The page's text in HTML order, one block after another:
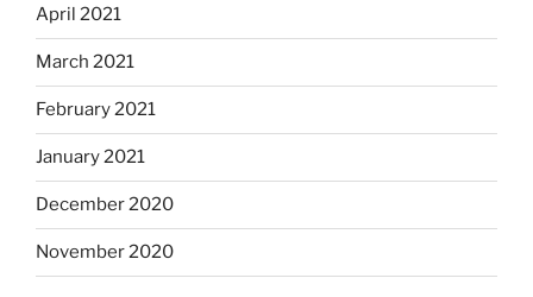
April 2021
March 2021
February 2021
January 2021
December 2020
November 2020